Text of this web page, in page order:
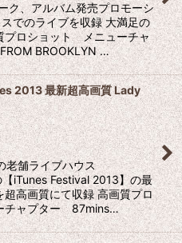
ク、アルバム発売プロモーシ
でのライブを収録 大満足の
プロショット メニューチャ
BROOKLYN …
2013 最新超高画質 Lady
老舗ライブハウス
iTunes Festival 2013】の最
高画質にて収録 高画質プロ
チャプター 87mins…